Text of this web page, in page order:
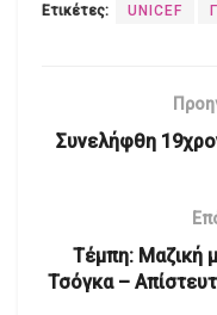
Ετικέτες: UNICEF
Συνελήφθη
Τέμπη: Μαζική
Τσόγκα –